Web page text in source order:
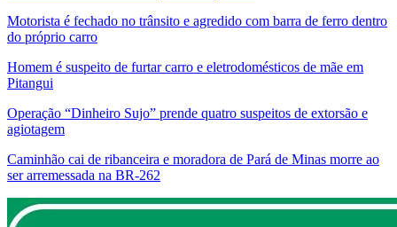
Motorista é fechado no trânsito e agredido com barra de ferro dentro
do próprio carro
Homem é suspeito de furtar carro e eletrodomésticos de mãe em
Pitangui
Operação “Dinheiro Sujo” prende quatro suspeitos de extorsão e
agiotagem
Caminhão cai de ribanceira e moradora de Pará de Minas morre ao
ser arremessada na BR-262